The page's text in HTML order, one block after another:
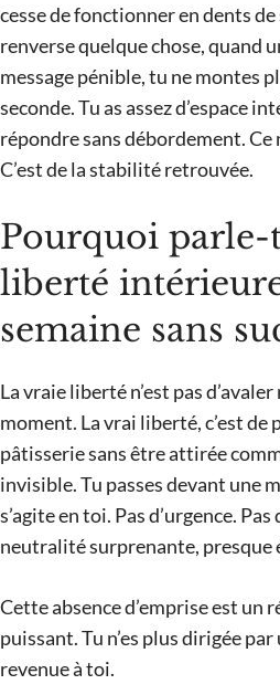
cesse de fonctionner en dents
renverse quelque chose, quand
message pénible, tu ne montes
seconde. Tu as assez d’espace
répondre sans débordement. Ce
C’est de la stabilité retrouvée.
Pourquoi
liberté
semaine sans
La vraie liberté n’est pas
moment. La vrai liberté, c’est de
pâtisserie sans être attirée
invisible. Tu passes devant une
s’agite en toi. Pas d’urgence.
neutralité surprenante, presque
Cette absence d’emprise est un
puissant. Tu n’es plus dirigée
revenue à toi.